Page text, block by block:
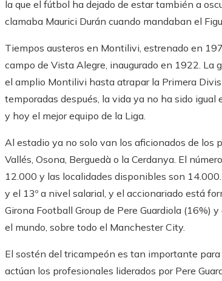
la que el fútbol ha dejado de estar también a
clamaba Maurici Durán cuando mandaban el
Tiempos austeros en Montilivi, estrenado en
campo de Vista Alegre, inaugurado en 1922.
el amplio Montilivi hasta atrapar la Primera
temporadas después, la vida ya no ha sido
y hoy el mejor equipo de la Liga.
Al estadio ya no solo van los aficionados de los
Vallés, Osona, Berguedà o la Cerdanya. El
12.000 y las localidades disponibles son
y el 13º a nivel salarial, y el accionariado está
Girona Football Group de Pere Guardiola (16%)
el mundo, sobre todo el Manchester City.
El sostén del tricampeón es tan importante
actúan los profesionales liderados por Pere